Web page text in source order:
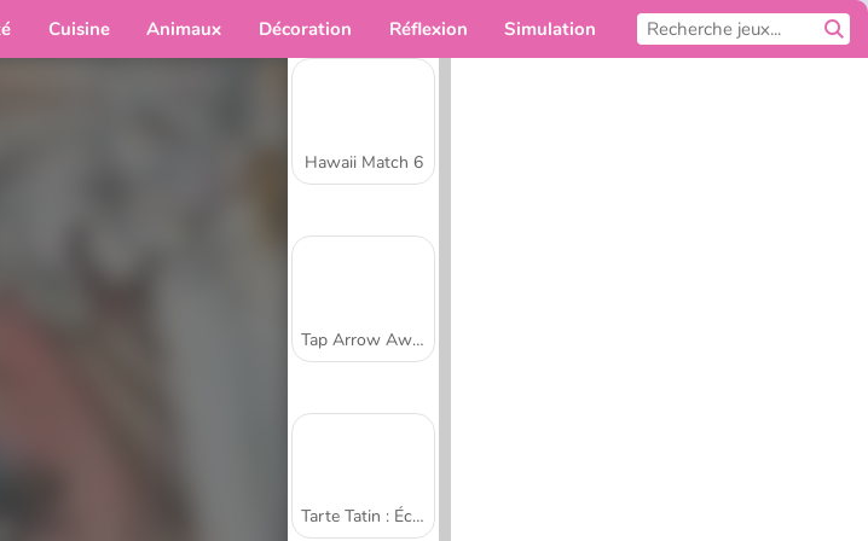
Cuisine Animaux Décoration Réflexion Simulation
Hawaii Match 6
Tap Arrow Away
Tarte Tatin : École de cuisine de Sara